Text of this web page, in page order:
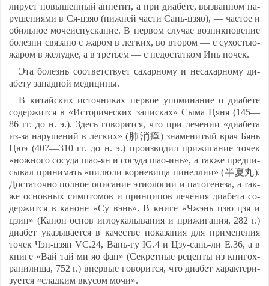
ли­ру­ет по­вы­шен­ный ап­пе­тит, а при ди­абе­те, выз­ван­ном на­
ру­ше­ни­ями в Ся-цзяо (ниж­ней час­ти Сань-цзяо), — час­тое и
обиль­ное мо­че­ис­пус­ка­ние. В пер­вом слу­чае воз­ник­но­ве­ние
бо­лез­ни свя­за­но с жа­ром в лег­ких, во вто­ром — с су­хостью-
жа­ром в же­луд­ке, а в треть­ем — с не­дос­тат­ком Инь по­чек.
Эта бо­лезнь со­от­ветс­тву­ет са­хар­но­му и не­са­хар­но­му ди­
абе­ту за­пад­ной ме­ди­ци­ны.
В ки­тай­ских ис­точ­ни­ках пер­вое упо­ми­на­ние о ди­абе­те
со­дер­жит­ся в «Ис­то­ри­чес­ких за­пис­ках» Сы­ма Ця­ня (145—
86 гг. до н. э.). Здесь го­во­рит­ся, что при ле­че­нии «ди­абе­та
из-за на­ру­ше­ний в лег­ких» (肺消瘅) зна­ме­ни­тый врач Бянь
Цюэ (407—310 гг. до н. э.) про­из­во­дил при­жи­га­ние то­чек
«нож­но­го со­су­да шао-ян и со­су­да шао-инь», а так­же пред­пи­
сы­вал при­ни­мать «пи­лю­ли кор­не­ви­ща пи­нел­лии» (半夏丸).
Дос­та­точ­но пол­ное опи­са­ние эти­оло­гии и па­то­ге­не­за, а так­
же ос­нов­ных симп­то­мов и прин­ци­пов ле­че­ния ди­абе­та со­
дер­жит­ся в ка­но­не «Су вэнь». В кни­ге «Чжэнь цзю цзя и
цзин» (Ка­нон ос­нов иг­ло­ука­лы­ва­ния и при­жи­га­ния, 282 г.)
ди­абет ука­зы­ва­ет­ся в ка­чест­ве по­ка­за­ния для при­ме­не­ния
то­чек Чэн-цзян VC.24, Вань-гу IG.4 и Цзу-сань-ли E.36, а в
кни­ге «Вай тай ми яо фан» (Сек­рет­ные ре­цеп­ты из кни­гох­
ра­ни­ли­ща, 752 г.) впер­вые го­во­рит­ся, что ди­абет ха­рак­те­ри­
зу­ет­ся «слад­ким вку­сом мо­чи».